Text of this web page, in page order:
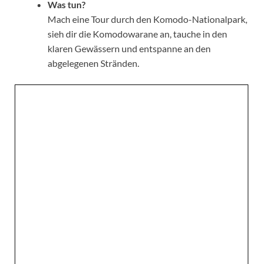
Was tun?
Mach eine Tour durch den Komodo-Nationalpark,
sieh dir die Komodowarane an, tauche in den
klaren Gewässern und entspanne an den
abgelegenen Stränden.